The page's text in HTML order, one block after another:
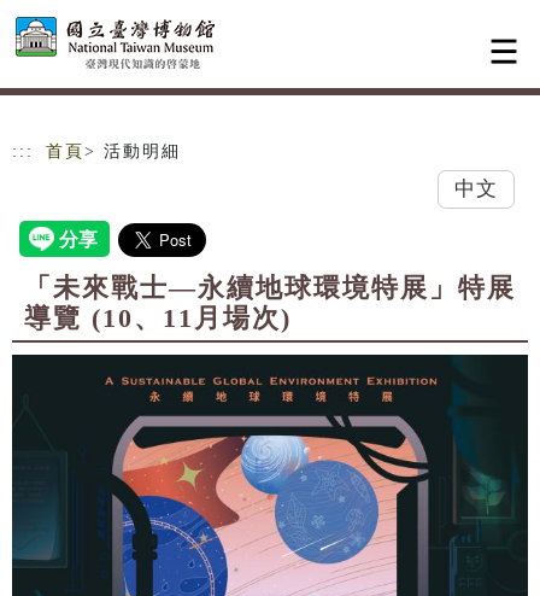
跳到主要內容
網站導覽
::: 首頁 > 活動明細
中文
「未來戰士—永續地球環境特展」特展
導覽 (10、11月場次)